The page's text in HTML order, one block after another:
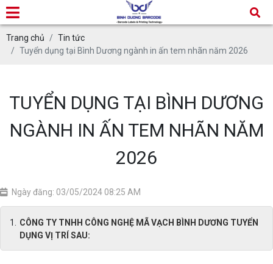
Trang chủ
Tin tức
Tuyển dụng tại Bình Dương ngành in ấn tem nhãn năm 2026
TUYỂN DỤNG TẠI BÌNH DƯƠNG
NGÀNH IN ẤN TEM NHÃN NĂM
2026
Ngày đăng: 03/05/2024 08:25 AM
CÔNG TY TNHH CÔNG NGHỆ MÃ VẠCH BÌNH DƯƠNG TUYỂN
DỤNG VỊ TRÍ SAU: